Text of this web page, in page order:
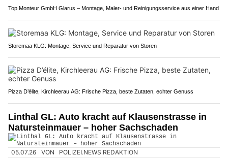
Top Monteur GmbH Glarus – Montage, Maler- und Reinigungsservice aus einer Hand
Storemaa KLG: Montage, Service und Reparatur von Storen
Pizza D’élite, Kirchleerau AG: Frische Pizza, beste Zutaten, echter Genuss
Linthal GL: Auto kracht auf Klausenstrasse in
Natursteinmauer – hoher Sachschaden
05.07.26 VON POLIZEI.NEWS REDAKTION